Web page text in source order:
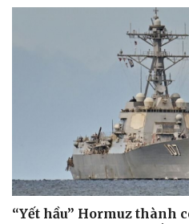
“Yết hầu” Hormuz thành